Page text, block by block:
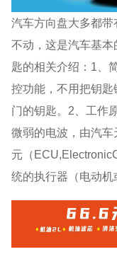
汽车方向盘大多都
不动，这是汽车基
匙的相关介绍：1、
控功能，不用把钥
门的钥匙。2、工作
微弱的电波，由汽
元（
统的执行器（电动机